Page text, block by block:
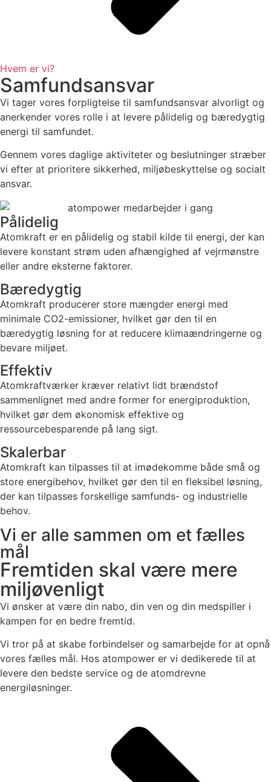
Hvem er vi?
Samfundsansvar
Vi tager vores forpligtelse til samfundsansvar alvorligt og
anerkender vores rolle i at levere pålidelig og bæredygtig
energi til samfundet.
Gennem vores daglige aktiviteter og beslutninger stræber
vi efter at prioritere sikkerhed, miljøbeskyttelse og socialt
ansvar.
Pålidelig
Atomkraft er en pålidelig og stabil kilde til energi, der kan
levere konstant strøm uden afhængighed af vejrmønstre
eller andre eksterne faktorer.
Bæredygtig
Atomkraft producerer store mængder energi med
minimale CO2-emissioner, hvilket gør den til en
bæredygtig løsning for at reducere klimaændringerne og
bevare miljøet.
Effektiv
Atomkraftværker kræver relativt lidt brændstof
sammenlignet med andre former for energiproduktion,
hvilket gør dem økonomisk effektive og
ressourcebesparende på lang sigt.
Skalerbar
Atomkraft kan tilpasses til at imødekomme både små og
store energibehov, hvilket gør den til en fleksibel løsning,
der kan tilpasses forskellige samfunds- og industrielle
behov.
Vi er alle sammen om et fælles
mål
Fremtiden skal være mere
miljøvenligt
Vi ønsker at være din nabo, din ven og din medspiller i
kampen for en bedre fremtid.
Vi tror på at skabe forbindelser og samarbejde for at opnå
vores fælles mål. Hos atompower er vi dedikerede til at
levere den bedste service og de atomdrevne
energiløsninger.